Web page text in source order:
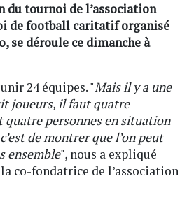
tournoi de l’association
de football caritatif organisé
se déroule ce dimanche à
24 équipes. "Mais il y a une
joueurs, il faut quatre
quatre personnes en situation
de montrer que l’on peut
ensemble", nous a expliqué
co-fondatrice de l’association